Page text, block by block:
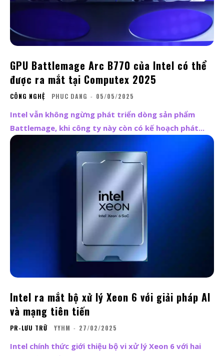
GPU Battlemage Arc B770 của Intel có thể
được ra mắt tại Computex 2025
CÔNG NGHỆ PHUC DANG - 05/05/2025
Intel vẫn không ngừng phát triển dòng sản phẩm
Battlemage, khi công ty này còn có kế hoạch phát...
Intel ra mắt bộ xử lý Xeon 6 với giải pháp AI
và mạng tiên tiến
PR-LƯU TRỮ YYHM - 27/02/2025
Intel chính thức giới thiệu bộ vi xử lý Xeon 6 với hai